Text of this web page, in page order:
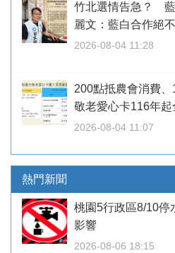
竹北選情告急？
麗文：藍白合作絕
2026-08-04 11:28
200點抵農會消費
敬老愛心卡116年起
2026-08-04 11:07
熱門新聞
桃園5行政區8/10
影響
2026-08-06 18:15